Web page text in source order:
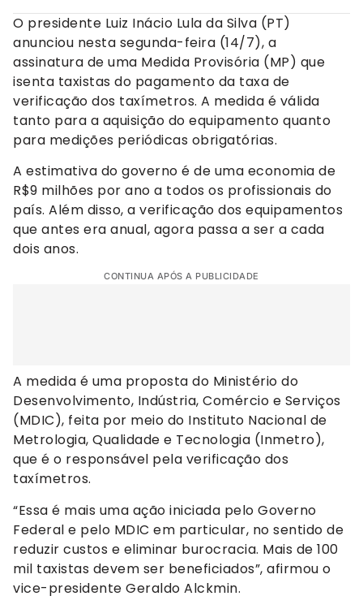
O presidente Luiz Inácio Lula da Silva (PT)
anunciou nesta segunda-feira (14/7), a
assinatura de uma Medida Provisória (MP) que
isenta taxistas do pagamento da taxa de
verificação dos taxímetros. A medida é válida
tanto para a aquisição do equipamento quanto
para medições periódicas obrigatórias.
A estimativa do governo é de uma economia de
R$9 milhões por ano a todos os profissionais do
país. Além disso, a verificação dos equipamentos
que antes era anual, agora passa a ser a cada
dois anos.
CONTINUA APÓS A PUBLICIDADE
A medida é uma proposta do Ministério do
Desenvolvimento, Indústria, Comércio e Serviços
(MDIC), feita por meio do Instituto Nacional de
Metrologia, Qualidade e Tecnologia (Inmetro),
que é o responsável pela verificação dos
taxímetros.
“Essa é mais uma ação iniciada pelo Governo
Federal e pelo MDIC em particular, no sentido de
reduzir custos e eliminar burocracia. Mais de 100
mil taxistas devem ser beneficiados”, afirmou o
vice-presidente Geraldo Alckmin.